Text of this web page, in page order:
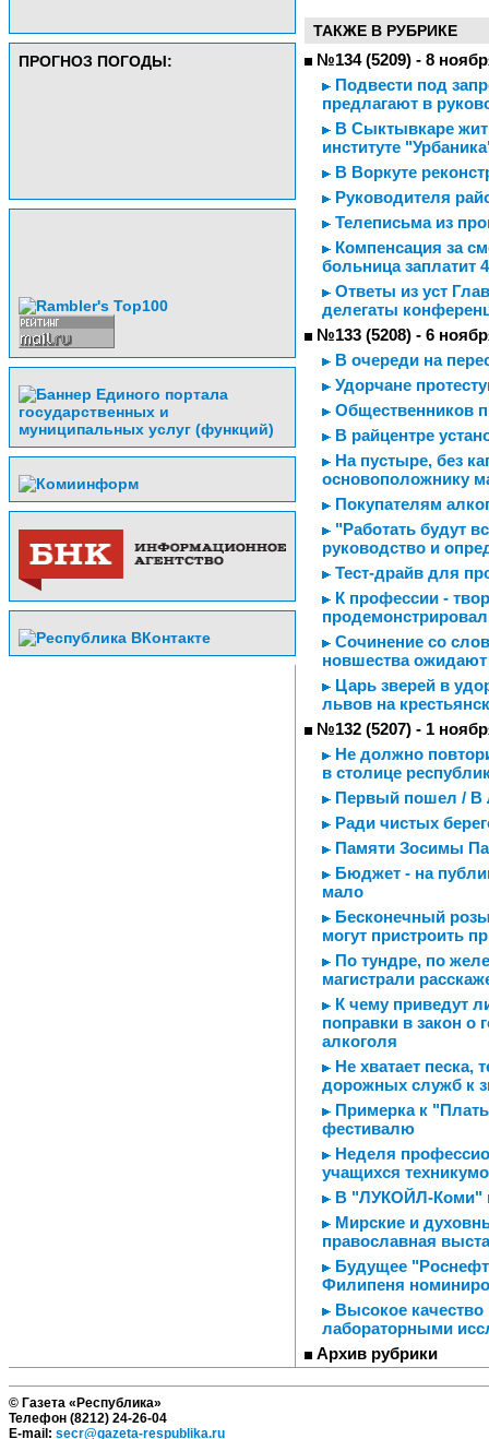
ПРОГНОЗ ПОГОДЫ:
ТАКЖЕ В РУБРИКЕ
№134 (5209) - 8
Подвести под
предлагают в
В Сыктывкаре
институте
В Воркуте
Руководителя
Телеписьма из
Компенсация за
больница заплатит
Ответы из уст
делегаты
№133 (5208) - 6
В очереди на
Удорчане
Общественников
В райцентре
На пустыре, без
основоположнику
Покупателям
"Работать будут
руководство и
Тест-драйв для
К профессии -
Сочинение со
новшества
Царь зверей в
львов на
№132 (5207) - 1
Не должно
в столице
Первый пошел / В
Ради чистых
Памяти Зосимы
Бюджет - на
мало
Бесконечный
могут пристроить
По тундре, по
магистрали
К чему приведут
поправки в закон о
алкоголя
Не хватает песка,
дорожных служб к
Примерка к
фестивалю
Неделя
учащихся
В "ЛУКОЙЛ-Коми"
Мирские и
православная
Будущее
Филипеня
Высокое
лабораторными
Архив рубрики
© Газета «Республика»
Телефон (8212) 24-26-04
E-mail: secr@gazeta-respublika.ru